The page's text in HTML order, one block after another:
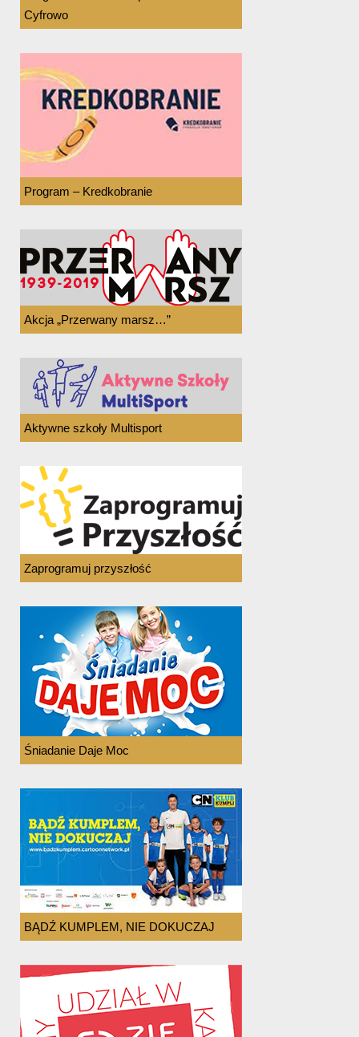
Cyfrowo
Program – Kredkobranie
Akcja „Przerwany marsz…”
Aktywne szkoły Multisport
Zaprogramuj przyszłość
Śniadanie Daje Moc
BĄDŹ KUMPLEM, NIE DOKUCZAJ